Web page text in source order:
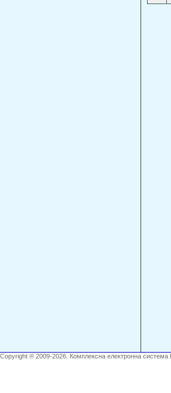
Copyright ® 2009-2026. Комплексна електронна система